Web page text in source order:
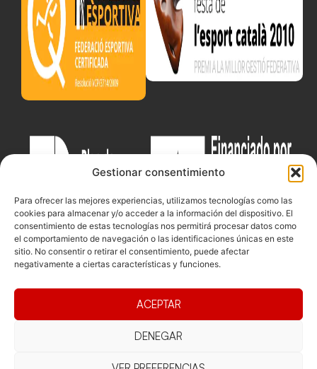
Gestionar consentimiento
Para ofrecer las mejores experiencias, utilizamos tecnologías como las
cookies para almacenar y/o acceder a la información del dispositivo. El
consentimiento de estas tecnologías nos permitirá procesar datos como
el comportamiento de navegación o las identificaciones únicas en este
sitio. No consentir o retirar el consentimiento, puede afectar
negativamente a ciertas características y funciones.
ACEPTAR
DENEGAR
Federació
Competicions
Competiciones
Documentacio
Funcionament
Transparència
Eleccions
Carrer de les